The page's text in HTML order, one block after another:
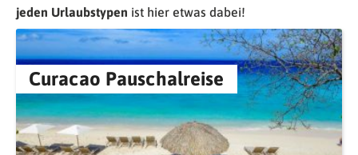
jeden Urlaubstypen ist hier etwas dabei!
Curacao Pauschalreise